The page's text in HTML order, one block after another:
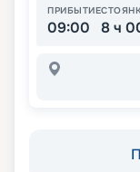
ПРИБЫТИЕ
09:00 8 ч